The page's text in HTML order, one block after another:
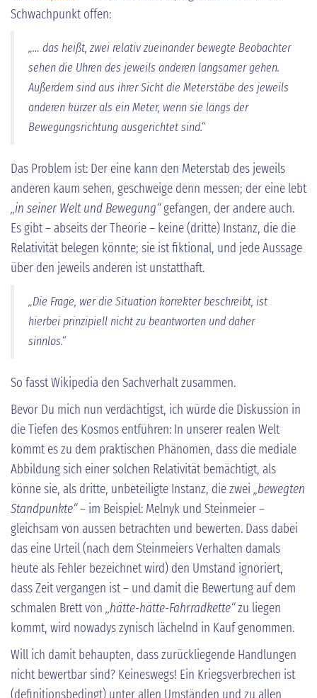
Schwachpunkt offen:
„… das heißt, zwei relativ zueinander bewegte Beobachter
sehen die Uhren des jeweils anderen langsamer gehen.
Außerdem sind aus ihrer Sicht die Meterstäbe des jeweils
anderen kürzer als ein Meter, wenn sie längs der
Bewegungsrichtung ausgerichtet sind.“
Das Problem ist: Der eine kann den Meterstab des jeweils
anderen kaum sehen, geschweige denn messen; der eine lebt
„in seiner Welt und Bewegung“gefangen, der andere auch.
Es gibt – abseits der Theorie – keine (dritte) Instanz, die die
Relativität belegen könnte; sie ist fiktional, und jede Aussage
über den jeweils anderen ist unstatthaft.
„Die Frage, wer die Situation korrekter beschreibt, ist
hierbei prinzipiell nicht zu beantworten und daher
sinnlos.“
So fasst Wikipedia den Sachverhalt zusammen.
Bevor Du mich nun verdächtigst, ich würde die Diskussion in
die Tiefen des Kosmos entführen: In unserer realen Welt
kommt es zu dem praktischen Phänomen, dass die mediale
Abbildung sich einer solchen Relativität bemächtigt, als
könne sie, als dritte, unbeteiligte Instanz, die zwei „bewegten
Standpunkte“– im Beispiel: Melnyk und Steinmeier –
gleichsam von aussen betrachten und bewerten. Dass dabei
das eine Urteil (nach dem Steinmeiers Verhalten damals
heute als Fehler bezeichnet wird) den Umstand ignoriert,
dass Zeit vergangen ist – und damit die Bewertung auf dem
schmalen Brett von „hätte-hätte-Fahrradkette“zu liegen
kommt, wird nowadys zynisch lächelnd in Kauf genommen.
Will ich damit behaupten, dass zurückliegende Handlungen
nicht bewertbar sind? Keineswegs! Ein Kriegsverbrechen ist
(definitionsbedingt) unter allen Umständen und zu allen